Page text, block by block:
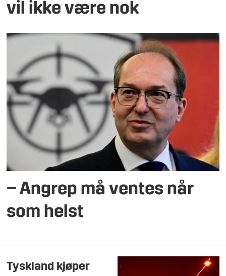
vil ikke være nok
– Angrep må ventes når
som helst
Tyskland kjøper